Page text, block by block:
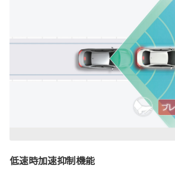
低速時加速抑制機能